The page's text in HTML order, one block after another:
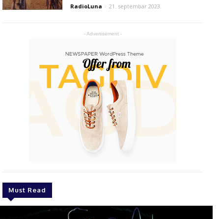
- Advertisement -
Must Read
RadioLuna - 21. septembar 2023.